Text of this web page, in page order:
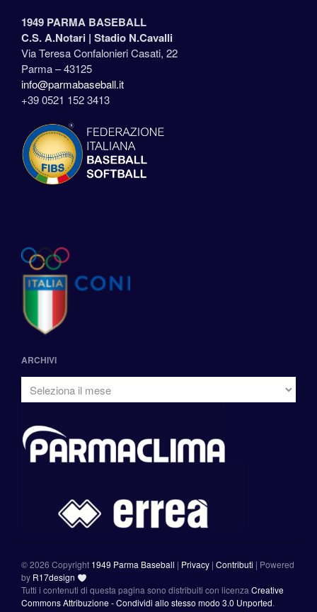
1949 PARMA BASEBALL
C.S. A.Notari | Stadio N.Cavalli
Via Teresa Confalonieri Casati, 22
Parma – 43125
info@parmabaseball.it
+39 0521 152 3413
ARCHIVI
©2026 Copyright 1949 Parma Baseball | Privacy | Contributi | Powered
by R17design
Tutti i contenuti di questa pagina sono distribuiti con licenza Creative
Commons Attribuzione - Condividi allo stesso modo 3.0 Unported.